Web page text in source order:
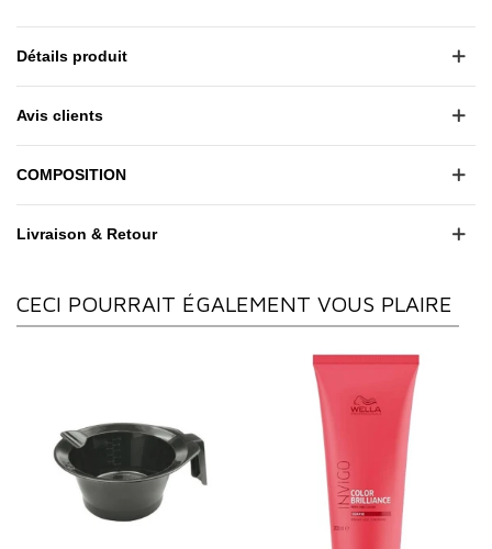
Détails produit
Avis clients
COMPOSITION
Livraison & Retour
CECI POURRAIT ÉGALEMENT VOUS PLAIRE